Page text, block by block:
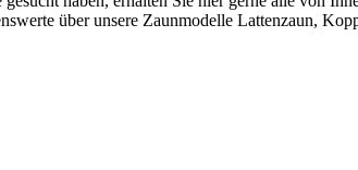
über unsere Zaunmodelle Lattenzaun,